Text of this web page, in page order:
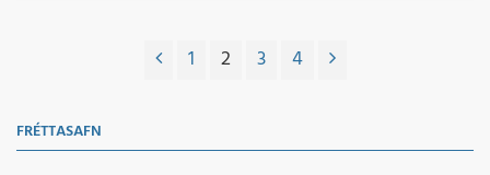
velkomin á svæðið
1 2 3 4
FRÉTTASAFN